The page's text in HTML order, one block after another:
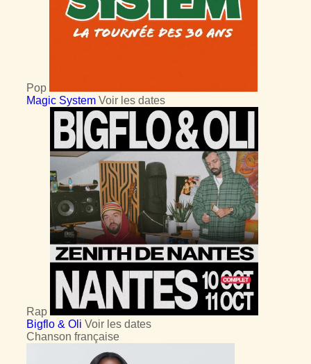
Pop
Magic System Voir les dates
Rap
Bigflo & Oli Voir les dates
Chanson française